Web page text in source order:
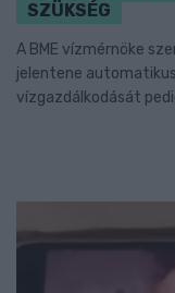
SZÜKSÉG
A BME vízmérnöke
jelentene
vízgazdálkodását